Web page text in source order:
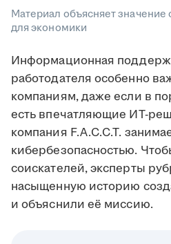
Материал объясняет значение
для экономики
Информационная
работодателя особенно
компаниям, даже если в
есть впечатляющие ИТ-
компания F.A.C.C.T.
кибербезопасностью.
соискателей, эксперты
насыщенную историю
и объяснили её миссию.